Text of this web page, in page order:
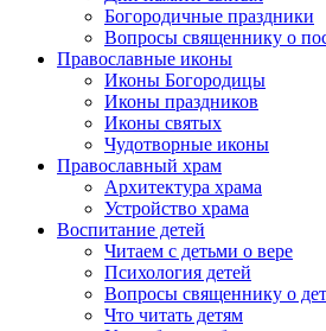
Богородичные праздники
Вопросы священнику о
Православные иконы
Иконы Богородицы
Иконы праздников
Иконы святых
Чудотворные иконы
Православный храм
Архитектура храма
Устройство храма
Воспитание детей
Читаем с детьми о вере
Психология детей
Вопросы священнику о
Что читать детям